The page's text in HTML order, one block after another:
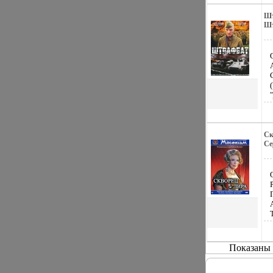
Показаны